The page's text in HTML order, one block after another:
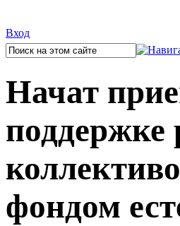
Вход
Начат
поддержке
фондом